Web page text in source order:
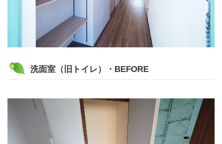
洗面室（旧トイレ）・BEFORE